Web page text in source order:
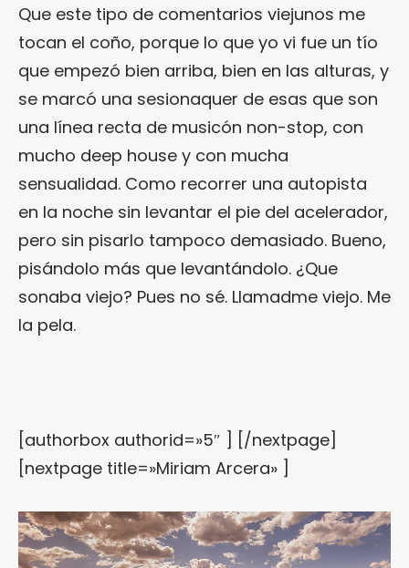
Que este tipo de comentarios viejunos me
tocan el coño, porque lo que yo vi fue un tío
que empezó bien arriba, bien en las alturas, y
se marcó una sesionaquer de esas que son
una línea recta de musicón non-stop, con
mucho deep house y con mucha
sensualidad. Como recorrer una autopista
en la noche sin levantar el pie del acelerador,
pero sin pisarlo tampoco demasiado. Bueno,
pisándolo más que levantándolo. ¿Que
sonaba viejo? Pues no sé. Llamadme viejo. Me
la pela.
[authorbox authorid=»5″ ] [/nextpage]
[nextpage title=»Miriam Arcera» ]